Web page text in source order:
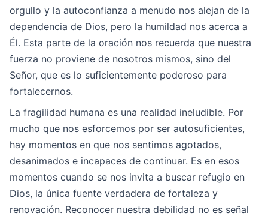
orgullo y la autoconfianza a menudo nos alejan de la
dependencia de Dios, pero la humildad nos acerca a
Él. Esta parte de la oración nos recuerda que nuestra
fuerza no proviene de nosotros mismos, sino del
Señor, que es lo suficientemente poderoso para
fortalecernos.
La fragilidad humana es una realidad ineludible. Por
mucho que nos esforcemos por ser autosuficientes,
hay momentos en que nos sentimos agotados,
desanimados e incapaces de continuar. Es en esos
momentos cuando se nos invita a buscar refugio en
Dios, la única fuente verdadera de fortaleza y
renovación. Reconocer nuestra debilidad no es señal